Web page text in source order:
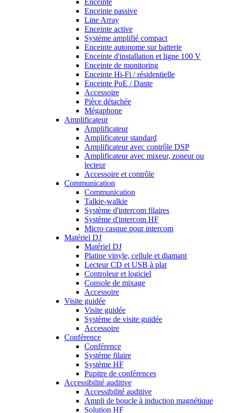
Enceinte
Enceinte passive
Line Array
Enceinte active
Système amplifié compact
Enceinte autonome sur batterie
Enceinte d'installation et ligne 100 V
Enceinte de monitoring
Enceinte Hi-Fi / résidentielle
Enceinte PoE / Dante
Accessoire
Pièce détachée
Mégaphone
Amplificateur
Amplificateur
Amplificateur standard
Amplificateur avec contrôle DSP
Amplificateur avec mixeur, zoneur ou
lecteur
Accessoire et contrôle
Communication
Communication
Talkie-walkie
Système d'intercom filaires
Système d'intercom HF
Micro casque pour intercom
Matériel DJ
Matériel DJ
Platine vinyle, cellule et diamant
Lecteur CD et USB à plat
Controleur et logiciel
Console de mixage
Accessoire
Visite guidée
Visite guidée
Système de visite guidée
Accessoire
Conférence
Conférence
Système filaire
Système HF
Pupitre de conférences
Accessibilité auditive
Accessibilité auditive
Ampli de boucle à induction magnétique
Solution HF